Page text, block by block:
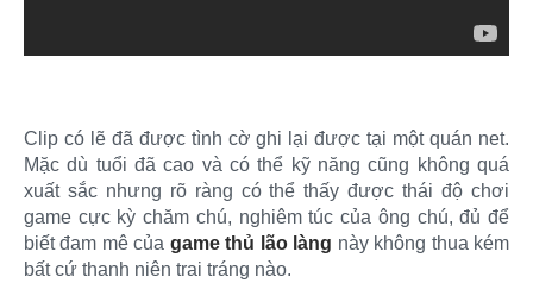
Clip có lẽ đã được tình cờ ghi lại được tại một quán net.
Mặc dù tuổi đã cao và có thể kỹ năng cũng không quá
xuất sắc nhưng rõ ràng có thể thấy được thái độ chơi
game cực kỳ chăm chú, nghiêm túc của ông chú, đủ để
biết đam mê của game thủ lão làng này không thua kém
bất cứ thanh niên trai tráng nào.​